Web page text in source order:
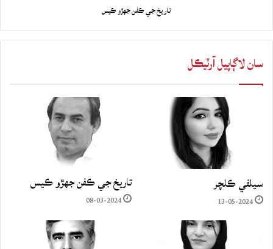
تاريخ جي ڪفن جھڙو ڪيس
سان لاڳاپيل آرٽيڪل
سيلفي ڪلچر
13-05-2024
تاريخ جي ڪفن جھڙو ڪيس
08-03-2024